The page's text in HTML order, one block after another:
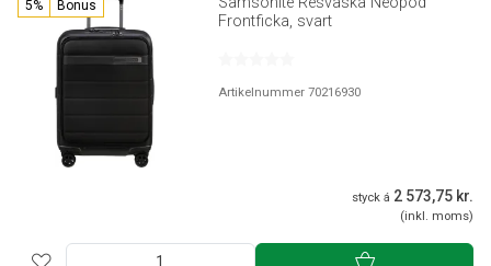
5% Bonus
Frontficka, svart
Artikelnummer 70216930
styck á 2 573,75 kr.
(inkl. moms)